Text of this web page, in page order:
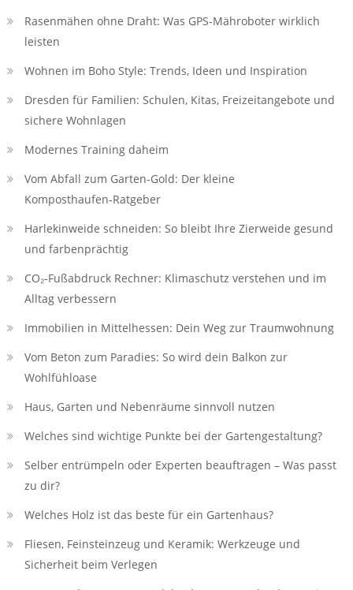
Rasenmähen ohne Draht: Was GPS-Mähroboter wirklich
leisten
Wohnen im Boho Style: Trends, Ideen und Inspiration
Dresden für Familien: Schulen, Kitas, Freizeitangebote und
sichere Wohnlagen
Modernes Training daheim
Vom Abfall zum Garten-Gold: Der kleine
Komposthaufen‑Ratgeber
Harlekinweide schneiden: So bleibt Ihre Zierweide gesund
und farbenprächtig
CO₂-Fußabdruck Rechner: Klimaschutz verstehen und im
Alltag verbessern
Immobilien in Mittelhessen: Dein Weg zur Traumwohnung
Vom Beton zum Paradies: So wird dein Balkon zur
Wohlfühloase
Haus, Garten und Nebenräume sinnvoll nutzen
Welches sind wichtige Punkte bei der Gartengestaltung?
Selber entrümpeln oder Experten beauftragen – Was passt
zu dir?
Welches Holz ist das beste für ein Gartenhaus?
Fliesen, Feinsteinzeug und Keramik: Werkzeuge und
Sicherheit beim Verlegen